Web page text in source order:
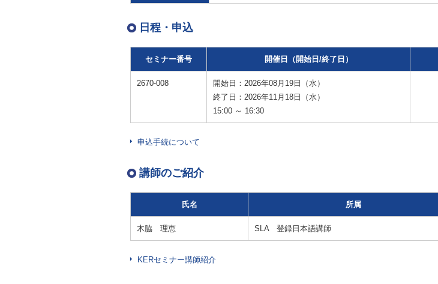
日程・申込
セミナー番号 開催日（開始日/終了日）
2670-008
開始日：2026年08月19日（水）
終了日：2026年11月18日（水）
15:00 ～ 16:30
申込手続について
講師のご紹介
氏名 所属
木脇 理恵 SLA 登録日本語講師
KERセミナー講師紹介